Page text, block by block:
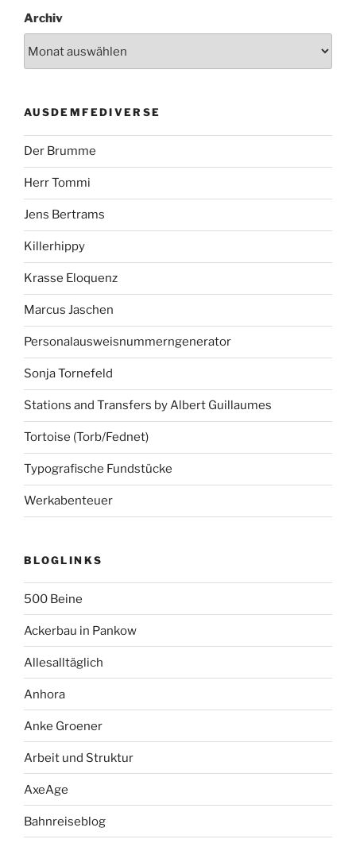
Archiv
AUSDEMFEDIVERSE
Der Brumme
Herr Tommi
Jens Bertrams
Killerhippy
Krasse Eloquenz
Marcus Jaschen
Personalausweisnummerngenerator
Sonja Tornefeld
Stations and Transfers by Albert Guillaumes
Tortoise (Torb/Fednet)
Typografische Fundstücke
Werkabenteuer
BLOGLINKS
500 Beine
Ackerbau in Pankow
Allesalltäglich
Anhora
Anke Groener
Arbeit und Struktur
AxeAge
Bahnreiseblog